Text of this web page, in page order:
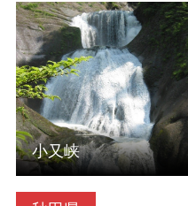
小又峡 の詳細はこちら
小又峡